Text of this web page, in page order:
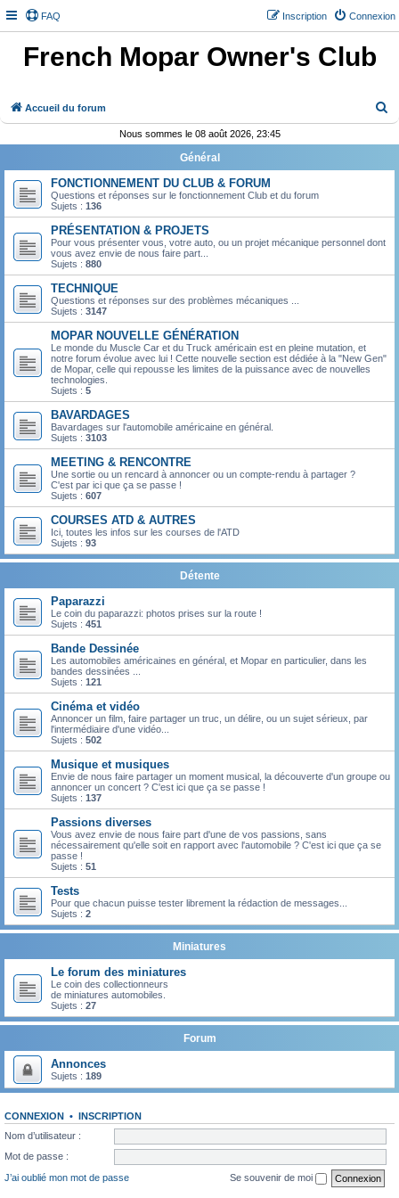
FAQ Connexion
Inscription
French Mopar Owner's Club
Accueil du forum
h
e
Nous sommes le 08 août 2026, 23:45
Général
FONCTIONNEMENT DU CLUB & FORUM
Questions et réponses sur le fonctionnement Club et du forum
Sujets : 136
PRÉSENTATION & PROJETS
Pour vous présenter vous, votre auto, ou un projet mécanique personnel dont
vous avez envie de nous faire part...
Sujets : 880
TECHNIQUE
Questions et réponses sur des problèmes mécaniques ...
Sujets : 3147
MOPAR NOUVELLE GÉNÉRATION
Le monde du Muscle Car et du Truck américain est en pleine mutation, et
notre forum évolue avec lui ! Cette nouvelle section est dédiée à la "New Gen"
de Mopar, celle qui repousse les limites de la puissance avec de nouvelles
technologies.
Sujets : 5
BAVARDAGES
Bavardages sur l'automobile américaine en général.
Sujets : 3103
MEETING & RENCONTRE
Une sortie ou un rencard à annoncer ou un compte-rendu à partager ?
C'est par ici que ça se passe !
Sujets : 607
COURSES ATD & AUTRES
Ici, toutes les infos sur les courses de l'ATD
Sujets : 93
Détente
Paparazzi
Le coin du paparazzi: photos prises sur la route !
Sujets : 451
Bande Dessinée
Les automobiles américaines en général, et Mopar en particulier, dans les
bandes dessinées ...
Sujets : 121
Cinéma et vidéo
Annoncer un film, faire partager un truc, un délire, ou un sujet sérieux, par
l'intermédiaire d'une vidéo...
Sujets : 502
Musique et musiques
Envie de nous faire partager un moment musical, la découverte d'un groupe ou
annoncer un concert ? C'est ici que ça se passe !
Sujets : 137
Passions diverses
Vous avez envie de nous faire part d'une de vos passions, sans
nécessairement qu'elle soit en rapport avec l'automobile ? C'est ici que ça se
passe !
Sujets : 51
Tests
Pour que chacun puisse tester librement la rédaction de messages...
Sujets : 2
Miniatures
Le forum des miniatures
Le coin des collectionneurs
de miniatures automobiles.
Sujets : 27
Forum
Annonces
Sujets : 189
CONNEXION • INSCRIPTION
Nom d’utilisateur :
Mot de passe :
J’ai oublié mon mot de passe
Se souvenir de moi